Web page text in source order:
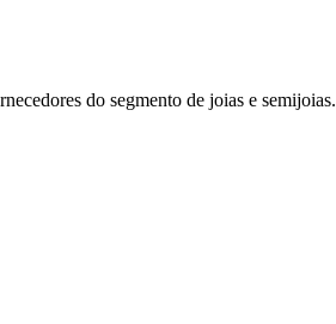
do segmento de joias e semijoias.